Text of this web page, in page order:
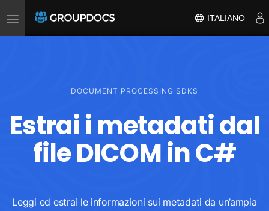
Toggle
navigation
ITALIANO
DOCUMENT PROCESSING SDKS
Estrai i metadati dal
file DICOM in C#
Leggi ed estrai le informazioni sui metadati da un’ampia